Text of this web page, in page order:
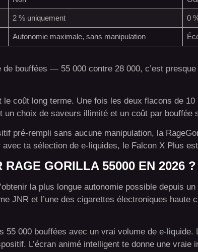
2 % uniquement 0
Autonomie maximale, sans manipulation
bouffées — 55 000 contre 28 000, c’est
le coût long terme. Une fois les deux flacons de
choix de saveurs illimité et un coût par bouffée
pré-rempli sans aucune manipulation, la
ta sélection de e-liquides, le Falcon X Plus
GORILLA 55000 EN 2026 ?
la plus longue autonomie possible depuis
JNR et l’une des cigarettes électroniques haute
55 000 bouffées avec un vrai volume de e-
L’écran animé intelligent te donne une vraie